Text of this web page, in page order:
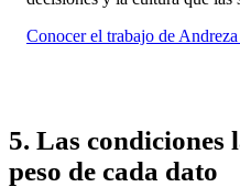
Conocer el trabajo de
5. Las condiciones
peso de cada dato